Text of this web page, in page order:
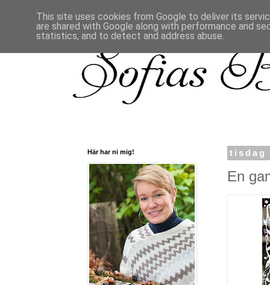
tisdag
En
Här har ni mig!
This site uses cookies from Google to deliver its
are shared with Google along with performance and
statistics, and to detect and address abuse.